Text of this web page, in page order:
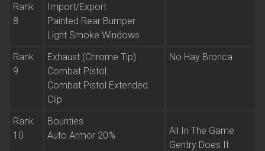
Rank
8
Import/Export
Painted Rear Bumper
Light Smoke Windows
Rank
9
Exhaust (Chrome Tip)
Combat Pistol
Combat Pistol Extended
Clip
No Hay Bronca
Rank
10
Bounties
Auto Armor 20%
All In The Game
Gentry Does It